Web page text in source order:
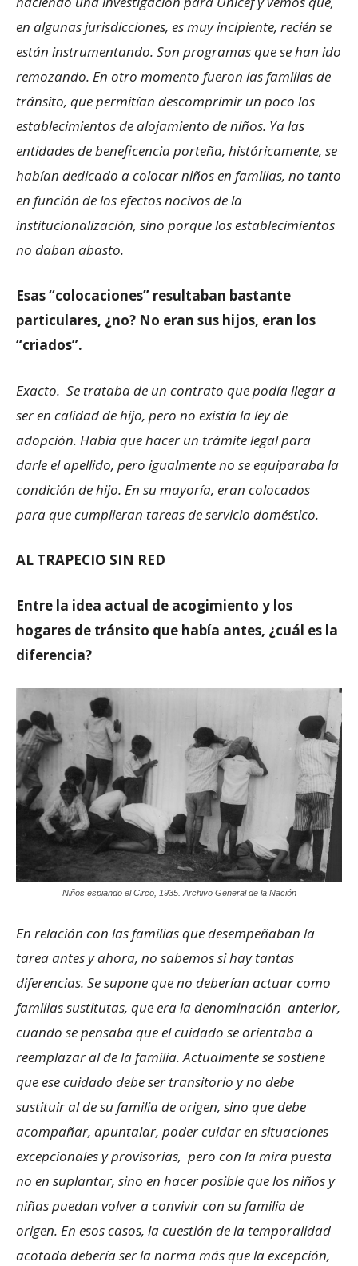
en algunas jurisdicciones, es muy incipiente, recién se
están instrumentando. Son programas que se han ido
remozando. En otro momento fueron las familias de
tránsito, que permitían descomprimir un poco los
establecimientos de alojamiento de niños. Ya las
entidades de beneficencia porteña, históricamente, se
habían dedicado a colocar niños en familias, no tanto
en función de los efectos nocivos de la
institucionalización, sino porque los establecimientos
no daban abasto.
Esas “colocaciones” resultaban bastante
particulares, ¿no? No eran sus hijos, eran los
“criados”.
Exacto. Se trataba de un contrato que podía llegar a
ser en calidad de hijo, pero no existía la ley de
adopción. Había que hacer un trámite legal para
darle el apellido, pero igualmente no se equiparaba la
condición de hijo. En su mayoría, eran colocados
para que cumplieran tareas de servicio doméstico.
AL TRAPECIO SIN RED
Entre la idea actual de acogimiento y los
hogares de tránsito que había antes, ¿cuál es la
diferencia?
Niños espiando el Circo, 1935. Archivo General de la Nación
En relación con las familias que desempeñaban la
tarea antes y ahora, no sabemos si hay tantas
diferencias. Se supone que no deberían actuar como
familias sustitutas, que era la denominación anterior,
cuando se pensaba que el cuidado se orientaba a
reemplazar al de la familia. Actualmente se sostiene
que ese cuidado debe ser transitorio y no debe
sustituir al de su familia de origen, sino que debe
acompañar, apuntalar, poder cuidar en situaciones
excepcionales y provisorias, pero con la mira puesta
no en suplantar, sino en hacer posible que los niños y
niñas puedan volver a convivir con su familia de
origen. En esos casos, la cuestión de la temporalidad
acotada debería ser la norma más que la excepción,